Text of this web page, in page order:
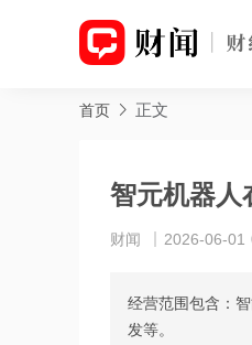
首页 正文
智元机器人
财闻 2026-06-01
经营范围包含：
发等。